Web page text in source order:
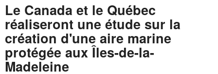
Le Canada et le Québec
réaliseront une étude sur la
création d'une aire marine
protégée aux Îles-de-la-
Madeleine